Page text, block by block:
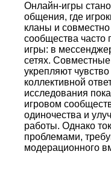
Онлайн‑игры
общения, где
кланы и
сообщества часто
игры: в
сетях.
укрепляют
коллективной
исследования
игровом
одиночества и
работы. Однако
проблемами,
модерационного